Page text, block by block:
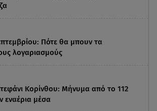
Πότε θα μπουν τα
λογαριασμούς
Κορίνθου: Μήνυμα από το 112
μέσα